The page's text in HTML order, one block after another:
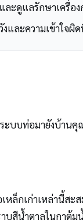
ละดูแลรักษาเครื่อ
งและความเข้าใจผิ
ะบบท่อมายังบ้าน
ล็กเก่าเหล่านี้สะ
บสีน้ำตาลในกา